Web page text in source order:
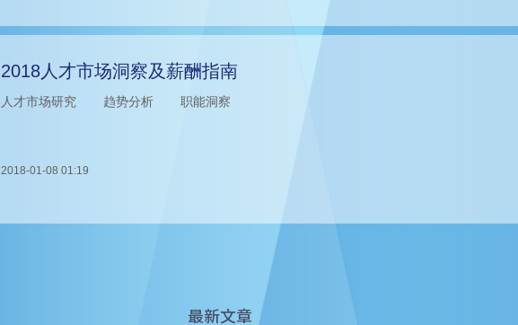
2018人才市场洞察及薪酬指南
人才市场研究 趋势分析 职能洞察
2018-01-08 01:19
最新文章